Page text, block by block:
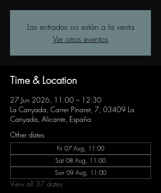
Las entradas no están a la venta
Ver otros eventos
Time & Location
27 Jun 2026, 11:00 – 12:30
La Canyada, Carrer Pinaret, 7, 03409 La
Canyada, Alicante, España
Other dates
Fri 07 Aug, 11:00
Sat 08 Aug, 11:00
Sun 09 Aug, 11:00
View all 37 dates